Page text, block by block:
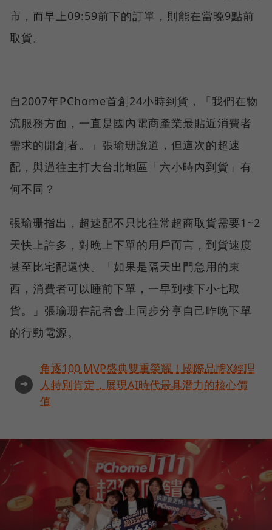
市，而早上09:59前下的訂單，則能在當晚9點前
取貨。
自2007年PChome首創24小時到貨，「我們在物
流服務方面，一直是國內電商產業最貼近消費者
需求的開創者。」張瑜珊說道，但這次的超速
配，與過往主打大台北地區「六小時內到貨」有
何不同？
張瑜珊指出，超速配不只比往常超商取貨需要1~2
天快上許多，對晚上下單的用戶而言，到貨速度
甚至比宅配還快。「如果是隔天出門急用的東
西，消費者可以睡前下單，一早到樓下小七取
貨。」張瑜珊在記者會上同步分享自己昨晚下單
的行動電源。
➜
角逐100 MVP盛典雙重榮耀！國際品牌X經理
人特別肯定，展現AI時代最具潛力的核心價
值